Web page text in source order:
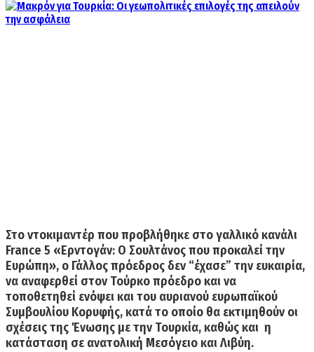
Στο ντοκιμαντέρ που προβλήθηκε στο γαλλικό κανάλι
France 5 «Ερντογάν: Ο Σουλτάνος που προκαλεί την
Ευρώπη», ο Γάλλος πρόεδρος δεν “έχασε” την ευκαιρία,
να αναφερθεί στον Τούρκο πρόεδρο και να
τοποθετηθεί ενόψει και του αυριανού ευρωπαϊκού
Συμβουλίου Κορυφής, κατά το οποίο θα εκτιμηθούν οι
σχέσεις της Ένωσης με την Τουρκία, καθώς και η
κατάσταση σε ανατολική Μεσόγειο και Λιβύη.